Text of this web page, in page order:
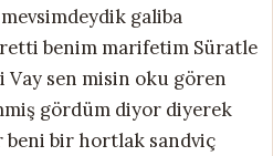
galiba
benim marifetim Süratle
Vay sen misin oku gören
gördüm diyor diyerek
beni bir hortlak sandviç